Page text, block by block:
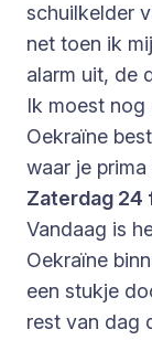
schuilkelder
net toen ik
alarm uit, de
Ik moest nog
Oekraïne
waar je
Zaterdag 24
Vandaag is
Oekraïne
een stukje
rest van dag